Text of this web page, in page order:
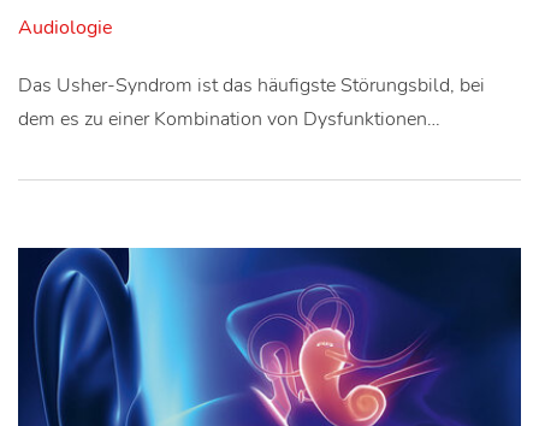
Audiologie
Das Usher-Syndrom ist das häufigste Störungsbild, bei
dem es zu einer Kombination von Dysfunktionen…